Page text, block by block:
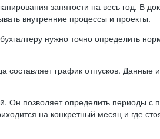
занятости на весь год.
внутренние процессы и проекты.
нужно точно определить
составляет график отпусков.
Он позволяет определить периоды
на конкретный месяц и